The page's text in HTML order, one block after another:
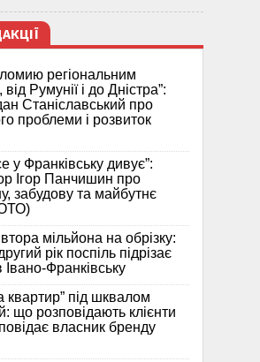
регіональним
Румунії і до Дністра”:
Станіславський про
проблеми і розвиток
у Франківську дивує”:
Ігор Панчишин про
забудову та майбутнє
мільйона на обрізку:
рік поспіль підрізає
Франківську
квартир” під шквалом
що розповідають клієнти
власник бренду